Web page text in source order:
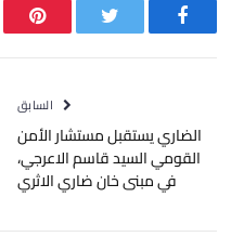
فيسبوك تويتر
السابق
الضاري يستقبل مستشار الأمن
القومي السيد قاسم الاعرجي،
في مبنى خان ضاري الاثري